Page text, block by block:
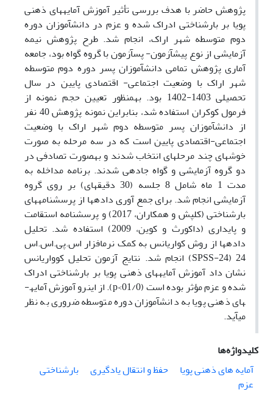
پژوهش حاضر با هدف بررسی تأثیر آموزش آمایه­های ذهنی
پویا بر بارشناختی ادراک شده و عزم در دانش­آموزان دوره
دوم متوسطه شهر اراک، انجام شد. طرح پژوهش نیمه
آزمایشی از نوع پیش­آزمون- پس­آزمون با گروه گواه بود، جامعه
آماری پژوهش تمامی دانش­آموزان پسر دوره دوم متوسطه
شهر اراک با وضعیت اجتماعی- اقتصادی پایین در سال
تحصیلی 1403-1402 بود
. به­منظور تعیین حجم نمونه از
فرمول کوکران استفاده شد، بنابراین نمونه پژوهش 40 نفر
از دانش­آموزان پسر متوسطه دوم شهر اراک با وضعیت
اجتماعی-اقتصادی پایین است که در سه مرحله به صورت
خوشه­ای چند مرحله­ای انتخاب شدند و به­صورت تصادفی در
دو گروه آزمایشی و گواه جا­دهی شدند. برنامه مداخله به
مدت 1 ماه شامل 8 جلسه (30 دقیقه­ای) بر روی گروه
آزمایشی انجام شد. برای جمع آوری داده­ها از پرسشنامه­های
بارشناختی (کلپش و همکاران، 2017) و پرسشنامه استقامت
و پایداری (داک­ورث و کوین، 2009) استفاده شد. تحلیل
داده­ها از روش کواریانس به کمک نرم­افزار اس.پی.اس.اس
24 (
SPSS-24) انجام شد. نتایج آزمون تحلیل کوواریانس
نشان داد آموزش آمایه­های ذهنی پویا بر بارشناختی ادراک
شده و عزم مؤثر بوده است (01/0
p<). از این­رو آموزش آمایه­
های ذهنی پویا به دانش­آموزان دوره متوسطه ضروری به نظر
می­آید.
کلیدواژه‌ها
آمایه های ذهنی پویا
حفظ و انتقال یادگیری
بارشناختی
عزم